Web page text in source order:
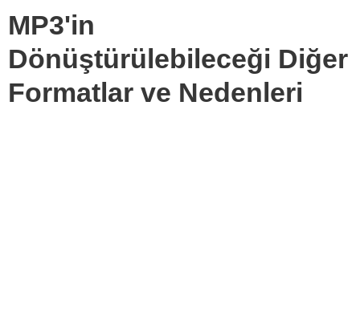
MP3'in
Dönüştürülebileceği Diğer
Formatlar ve Nedenleri